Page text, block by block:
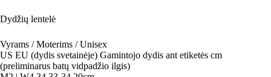
Dydžių lentelė
Vyrams / Moterims / Unisex
US EU (dydis svetainėje) Gamintojo dydis ant etiketės cm
(preliminarus batų vidpadžio ilgis)